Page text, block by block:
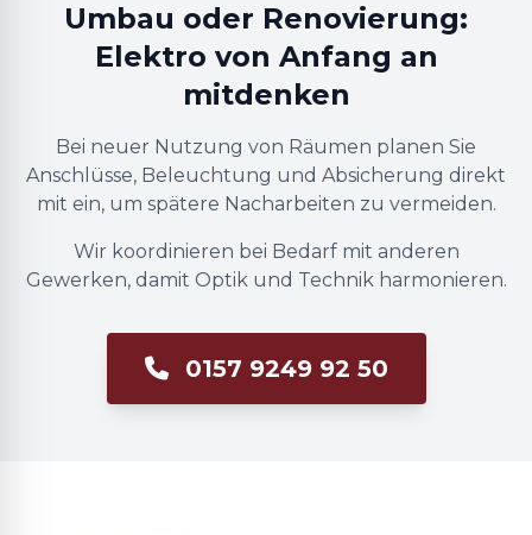
Umbau oder Renovierung:
Elektro von Anfang an
mitdenken
Bei neuer Nutzung von Räumen planen Sie
Anschlüsse, Beleuchtung und Absicherung direkt
mit ein, um spätere Nacharbeiten zu vermeiden.
Wir koordinieren bei Bedarf mit anderen
Gewerken, damit Optik und Technik harmonieren.
0157 9249 92 50